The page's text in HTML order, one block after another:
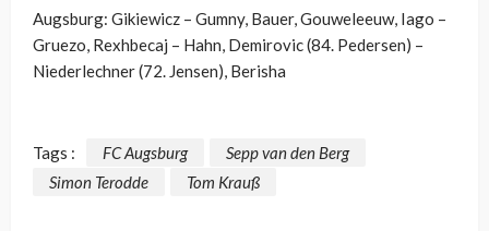
Augsburg: Gikiewicz – Gumny, Bauer, Gouweleeuw, Iago –
Gruezo, Rexhbecaj – Hahn, Demirovic (84. Pedersen) –
Niederlechner (72. Jensen), Berisha
Tags : FC Augsburg
Sepp van den Berg
Simon Terodde
Tom Krauß